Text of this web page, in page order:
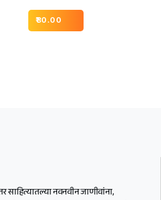
80.00
साहित्यातल्या नवनवीन जाणीवांना,